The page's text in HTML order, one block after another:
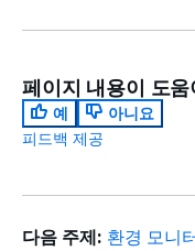
페이지 내용이 도
예
아니요
피드백 제공
다음 주제: 환경 모니